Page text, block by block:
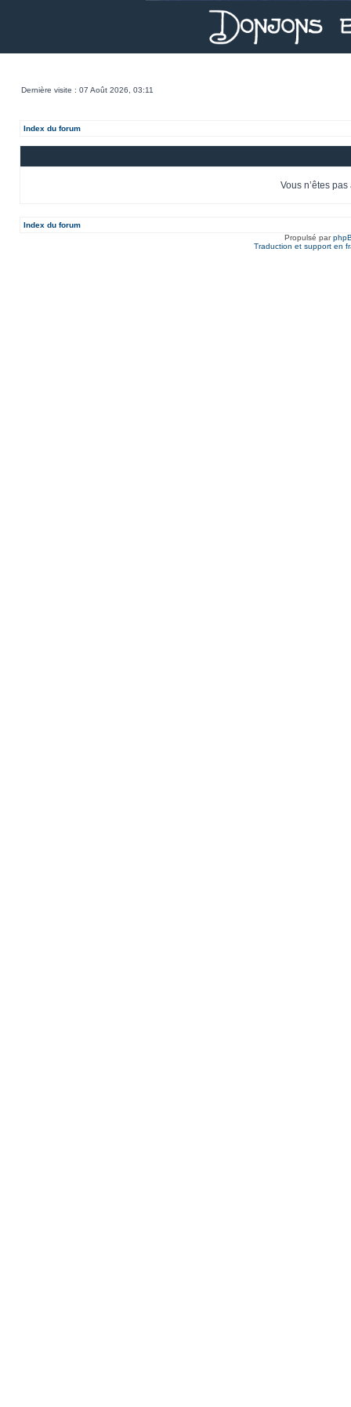
Dernière visite : 07 Août 2026, 03:11
Index du forum
Vous n’êtes
Index du forum
Propulsé par
Traduction et support en